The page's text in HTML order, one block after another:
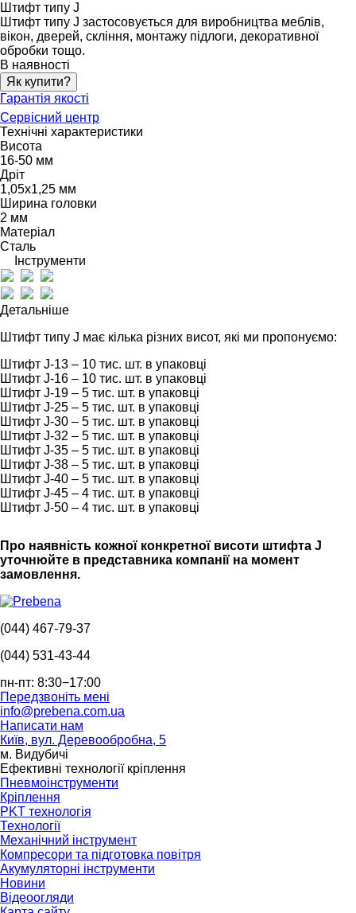
Штифт типу J
Штифт типу J застосовується для виробництва меблів,
вікон, дверей, скління, монтажу підлоги, декоративної
обробки тощо.
В наявності
Як купити?
Гарантія якості
Сервісний центр
Технічні характеристики
Висота
16-50 мм
Дріт
1,05х1,25 мм
Ширина головки
2 мм
Матеріал
Сталь
Інструменти
Детальніше
Штифт типу J має кілька різних висот, які ми пропонуємо:
Штифт J-13 – 10 тис. шт. в упаковці
Штифт J-16 – 10 тис. шт. в упаковці
Штифт J-19 – 5 тис. шт. в упаковці
Штифт J-25 – 5 тис. шт. в упаковці
Штифт J-30 – 5 тис. шт. в упаковці
Штифт J-32 – 5 тис. шт. в упаковці
Штифт J-35 – 5 тис. шт. в упаковці
Штифт J-38 – 5 тис. шт. в упаковці
Штифт J-40 – 5 тис. шт. в упаковці
Штифт J-45 – 4 тис. шт. в упаковці
Штифт J-50 – 4 тис. шт. в упаковці
Про наявність кожної конкретної висоти штифта J
уточнюйте в представника компанії на момент
замовлення.
(044) 467-79-37
(044) 531-43-44
пн-пт: 8:30−17:00
Передзвоніть мені
info@prebena.com.ua
Написати нам
Київ, вул. Деревообробна, 5
м. Видубичі
Ефективні технології кріплення
Пневмоінструменти
Кріплення
PKT технологія
Технології
Механічний інструмент
Компресори та підготовка повітря
Акумуляторні інструменти
Новини
Відеоогляди